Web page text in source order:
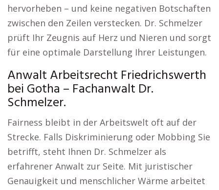
hervorheben – und keine negativen Botschaften
zwischen den Zeilen verstecken. Dr. Schmelzer
prüft Ihr Zeugnis auf Herz und Nieren und sorgt
für eine optimale Darstellung Ihrer Leistungen.
Anwalt Arbeitsrecht Friedrichswerth
bei Gotha – Fachanwalt Dr.
Schmelzer.
Fairness bleibt in der Arbeitswelt oft auf der
Strecke. Falls Diskriminierung oder Mobbing Sie
betrifft, steht Ihnen Dr. Schmelzer als
erfahrener Anwalt zur Seite. Mit juristischer
Genauigkeit und menschlicher Wärme arbeitet